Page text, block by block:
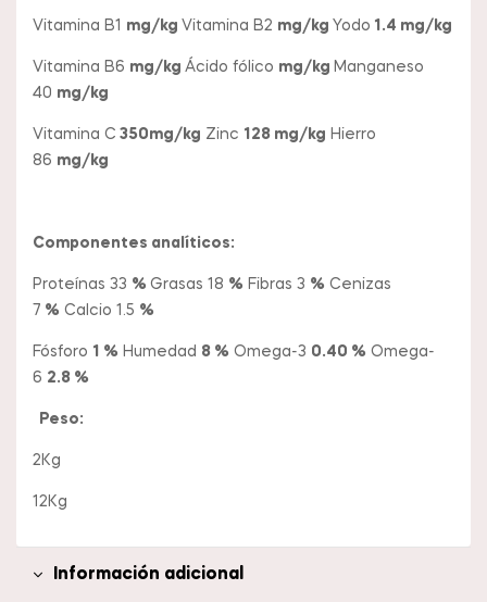
Vitamina B1 mg/kg Vitamina B2 mg/kg Yodo 1.4 mg/kg
Vitamina B6 mg/kg Ácido fólico mg/kg Manganeso
40 mg/kg
Vitamina C 350mg/kg Zinc 128 mg/kg Hierro
86 mg/kg
Componentes analíticos:
Proteínas 33 % Grasas 18 % Fibras 3 % Cenizas
7 % Calcio 1.5 %
Fósforo 1 % Humedad 8 % Omega-3 0.40 % Omega-
6 2.8 %
Peso:
2Kg
12Kg
Información adicional